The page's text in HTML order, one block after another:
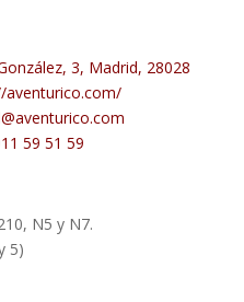
3, Madrid, 28028
aventurico.com/
59 51 59
N5 y N7.
5)